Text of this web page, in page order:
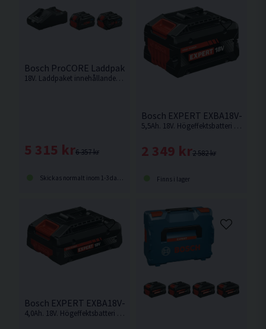
Bosch ProCORE Laddpaket 18V (2x8,0Ah)
18V. Laddpaket innehållande 2st 8,0Ah ProCORE batterier och snabbladdare från Bosch
6 357 kr
5 315 kr
Skickas normalt inom 1-3 dagar
Bosch EXPERT EXBA18V-55
5,5Ah. 18V. Högeffektsbatteri från Bosch med upp till 2 000 W maximal effekt för krävande användningsområden.
2 582 kr
2 349 kr
Finns i lager
Bosch EXPERT EXBA18V-40 Batteri 18V (4,0Ah)
4,0Ah. 18V. Högeffektsbatteri från Bosch med upp till 2 000 W maximal effekt för krävande användningsområden.